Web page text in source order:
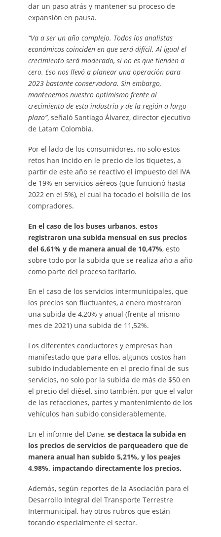
dar un paso atrás y mantener su proceso de
expansión en pausa.
“Va a ser un año complejo. Todos los analistas
económicos coinciden en que será difícil. Al igual el
crecimiento será moderado, si no es que tienden a
cero. Eso nos llevó a planear una operación para
2023 bastante conservadora. Sin embargo,
mantenemos nuestro optimismo frente al
crecimiento de esta industria y de la región a largo
plazo”, señaló Santiago Álvarez, director ejecutivo
de Latam Colombia.
Por el lado de los consumidores, no solo estos
retos han incido en le precio de los tiquetes, a
partir de este año se reactivo el impuesto del IVA
de 19% en servicios aéreos (que funcionó hasta
2022 en el 5%), el cual ha tocado el bolsillo de los
compradores.
En el caso de los buses urbanos, estos
registraron una subida mensual en sus precios
del 6,61% y de manera anual de 10,47%, esto
sobre todo por la subida que se realiza año a año
como parte del proceso tarifario.
En el caso de los servicios intermunicipales, que
los precios son fluctuantes, a enero mostraron
una subida de 4,20% y anual (frente al mismo
mes de 2021) una subida de 11,52%.
Los diferentes conductores y empresas han
manifestado que para ellos, algunos costos han
subido indudablemente en el precio final de sus
servicios, no solo por la subida de más de $50 en
el precio del diésel, sino también, por que el valor
de las refacciones, partes y mantenimiento de los
vehículos han subido considerablemente.
En el informe del Dane, se destaca la subida en
los precios de servicios de parqueadero que de
manera anual han subido 5,21%, y los peajes
4,98%, impactando directamente los precios.
Además, según reportes de la Asociación para el
Desarrollo Integral del Transporte Terrestre
Intermunicipal, hay otros rubros que están
tocando especialmente el sector.